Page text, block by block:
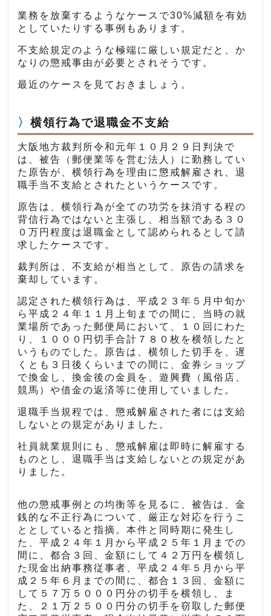
業務を放棄するようなケースで30%減額を有効
としていたりする事例もあります。
不支給規定のような極端に厳しい規定だと、か
なりの懲戒事由が必要とされそうです。
最近のケースを見ておきましょう。
横領行為で退職金不支給
大阪地方裁判所令和元年１０月２９日判決で
は、被告（郵便業等を営む法人）に勤務してい
た原告が、横領行為を理由に懲戒解雇され、退
職手当不支給とされたというケースです。
原告は、横領行為が全ての功労を抹消する程の
背信行為ではないと主張し、相当額である３０
０万円程度は退職金として認められるとして請
求したケースです。
裁判所は、不支給が相当として、原告の請求を
棄却しています。
認定された横領行為は、平成２３年５月中旬か
ら平成２４年１１月上旬までの間に、当時の就
業場所であった郵便局において、１０回にわた
り、１０００円切手合計７８０枚を横領したと
いうものでした。原告は、横領した切手を、遅
くとも３日後くらいまでの間に、金券ショップ
で換金し、換金後の金員を、遊興費（風俗店、
競馬）や借金の返済等に使用していました。
退職手当規程では、懲戒解雇された者には支給
しないとの規定がありました。
社員就業規則にも、懲戒解雇は即時に解雇する
ものとし、退職手当は支給しないとの規定があ
りました。
他の懲戒事例との均衡等を見るに、被告は、金
銭的な不正行為について、厳正な対応を行うこ
ととしていると指摘。本件と同時期に発生し
た、平成２４年１月から平成２５年１月までの
間に、都合３回、金額にして４２万円を横領し
た現金出納事務従事者、平成２４年５月から平
成２５年６月までの間に、都合１３回、金額に
して５７万５０００円分の切手を横領し、ま
た、２１万２５００円分の切手を窃取した郵便